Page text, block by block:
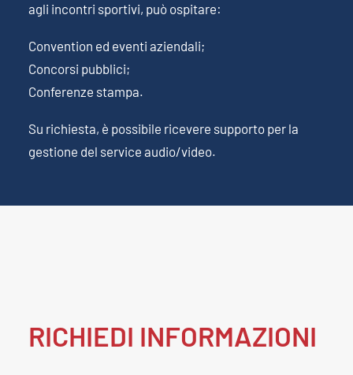
agli incontri sportivi, può ospitare:
Convention ed eventi aziendali;
Concorsi pubblici;
Conferenze stampa.
Su richiesta, è possibile ricevere supporto per la
gestione del service audio/video.
RICHIEDI INFORMAZIONI